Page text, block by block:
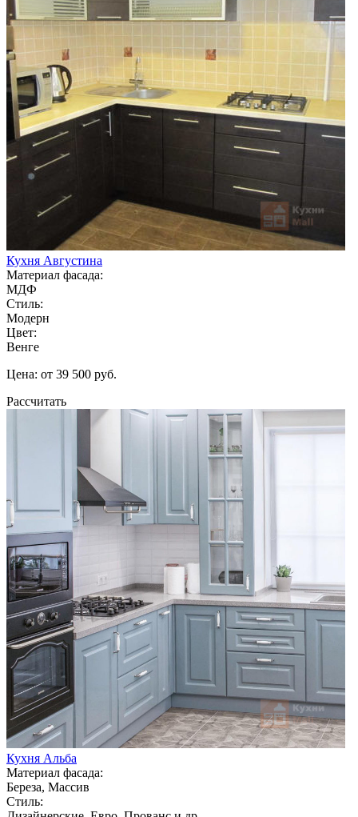
Кухня Августина
Материал фасада:
МДФ
Стиль:
Модерн
Цвет:
Венге
Цена: от 39 500 руб.
Рассчитать
Кухня Альба
Материал фасада:
Береза, Массив
Стиль: